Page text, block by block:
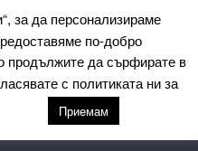
top
Desktop
Барометър.нет
за да персонализираме
по-добро
продължите да сърфирате в
с политиката ни за
Приемам